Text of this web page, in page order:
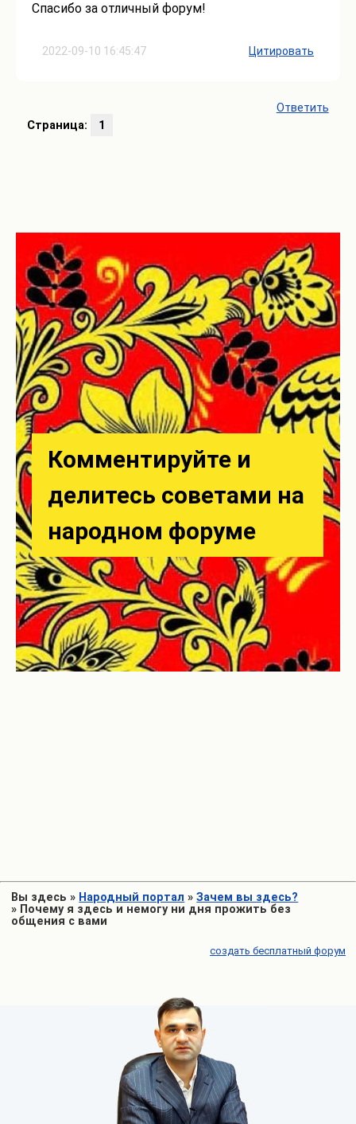
2022-09-10 16:45:47
Спасибо за отличный форум!
Цитировать
Ответить
Страница:
1
Вы здесь » Народный портал »Зачем вы здесь?
» Почему я здесь и немогу ни дня прожить без
общения с вами
создать бесплатный форум